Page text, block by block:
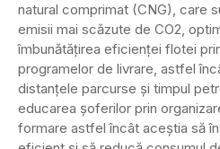
natural comprimat (CNG), care
emisii mai scăzute de CO2,
îmbunătățirea eficienței flotei
programelor de livrare, astfel
distanțele parcurse și timpul
educarea șoferilor prin
formare astfel încât aceștia să